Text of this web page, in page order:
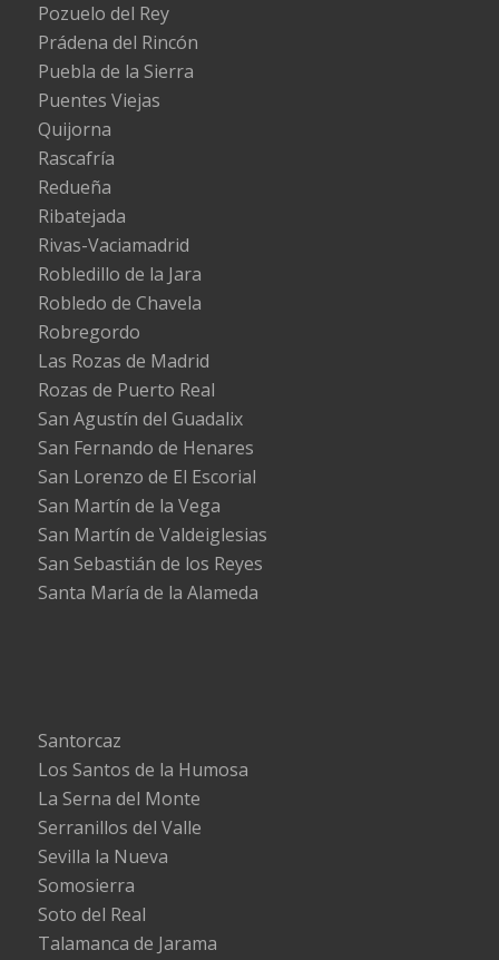
Pozuelo del Rey
Prádena del Rincón
Puebla de la Sierra
Puentes Viejas
Quijorna
Rascafría
Redueña
Ribatejada
Rivas-Vaciamadrid
Robledillo de la Jara
Robledo de Chavela
Robregordo
Las Rozas de Madrid
Rozas de Puerto Real
San Agustín del Guadalix
San Fernando de Henares
San Lorenzo de El Escorial
San Martín de la Vega
San Martín de Valdeiglesias
San Sebastián de los Reyes
Santa María de la Alameda
Santorcaz
Los Santos de la Humosa
La Serna del Monte
Serranillos del Valle
Sevilla la Nueva
Somosierra
Soto del Real
Talamanca de Jarama